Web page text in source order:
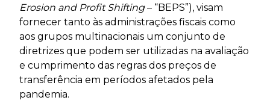
Erosion and Profit Shifting– “BEPS”), visam
fornecer tanto às administrações fiscais como
aos grupos multinacionais um conjunto de
diretrizes que podem ser utilizadas na avaliação
e cumprimento das regras dos preços de
transferência em períodos afetados pela
pandemia.